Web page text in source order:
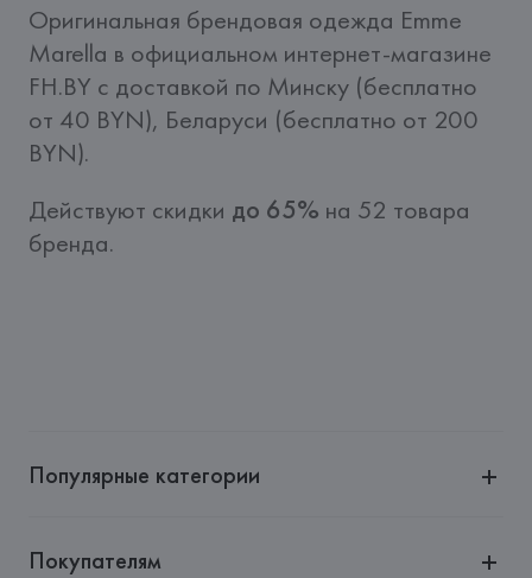
Оригинальная брендовая одежда Emme
Marella в официальном интернет-магазине
FH.BY c доставкой по Минску (бесплатно
от 40 BYN), Беларуси (бесплатно от 200
BYN).
Действуют скидки до 65% на 52 товара
бренда.
Популярные категории
Покупателям